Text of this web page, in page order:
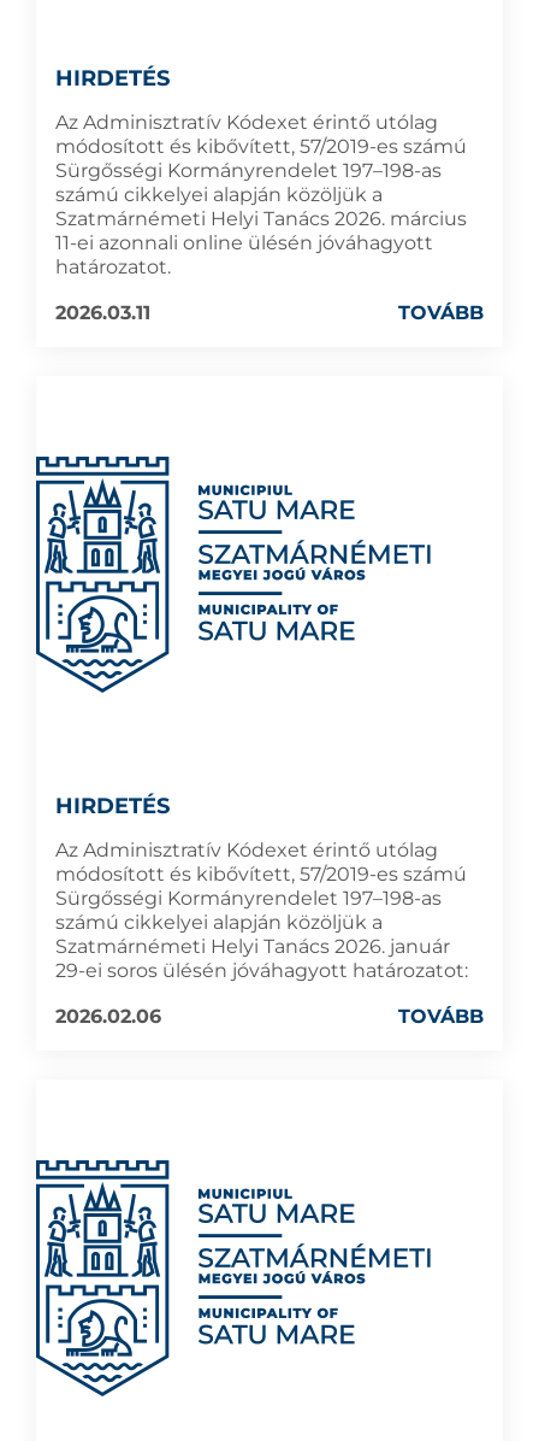
HIRDETÉS
Az Adminisztratív Kódexet érintő utólag
módosított és kibővített, 57/2019-es számú
Sürgősségi Kormányrendelet 197–198-as
számú cikkelyei alapján közöljük a
Szatmárnémeti Helyi Tanács 2026. március
11-ei azonnali online ülésén jóváhagyott
határozatot.
2026.03.11
TOVÁBB
HIRDETÉS
Az Adminisztratív Kódexet érintő utólag
módosított és kibővített, 57/2019-es számú
Sürgősségi Kormányrendelet 197–198-as
számú cikkelyei alapján közöljük a
Szatmárnémeti Helyi Tanács 2026. január
29-ei soros ülésén jóváhagyott határozatot:
2026.02.06
TOVÁBB